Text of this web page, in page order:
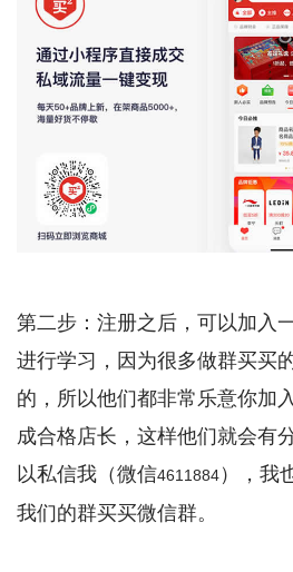
第二步：注册之后，可以加入
进行学习，因为很多做群买买
的，所以他们都非常乐意你加
成合格店长，这样他们就会有
以私信我（微信4611884），我
我们的群买买微信群。